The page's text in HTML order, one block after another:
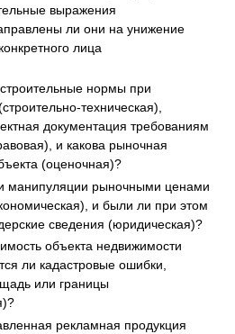
выражения
ли они на унижение
лица
нормы при
техническая),
документация требованиям
и какова рыночная
(оценочная)?
манипуляции рыночными ценами
и были ли при этом
сведения (юридическая)?
объекта недвижимости
ли кадастровые ошибки,
или границы
рекламная продукция